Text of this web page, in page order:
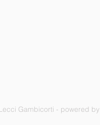
Gambicorti - powered by